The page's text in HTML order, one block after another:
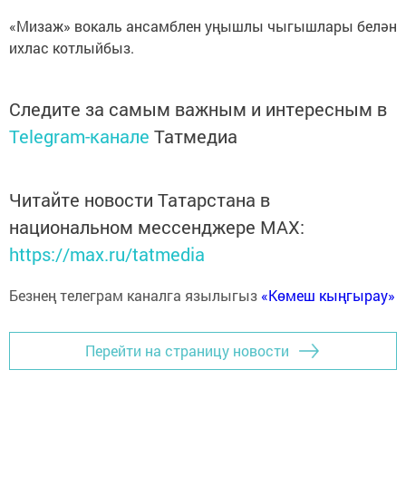
«Мизаж» вокаль ансамблен уңышлы чыгышлары белән
ихлас котлыйбыз.
Следите за самым важным и интересным в
Telegram-канале Татмедиа
Читайте новости Татарстана в
национальном мессенджере MАХ:
https://max.ru/tatmedia
Безнең телеграм каналга язылыгыз «Көмеш кыңгырау»
Перейти на страницу новости